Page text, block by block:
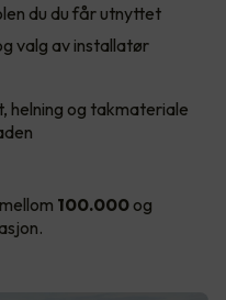
du du får utnyttet
valg av installatør
helning og takmateriale
100.000 og